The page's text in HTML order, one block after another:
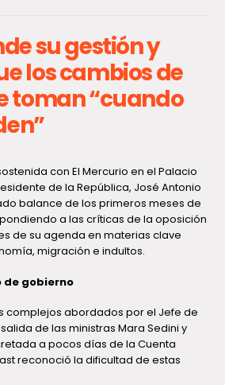
su gestión y
los cambios de
toman “cuando
con El Mercurio en el Palacio
de la República, José Antonio
balance de los primeros meses de
a las críticas de la oposición
de su agenda en materias clave
migración e indultos.
de gobierno
complejos abordados por el Jefe de
de las ministras Mara Sedini y
a pocos días de la Cuenta
reconoció la dificultad de estas